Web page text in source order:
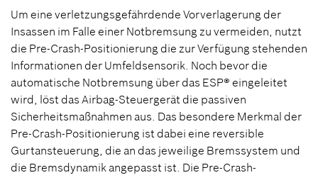
Um eine verletzungsgefährdende Vorverlagerung der
Insassen im Falle einer Notbremsung zu vermeiden, nutzt
die Pre-Crash-Positionierung die zur Verfügung stehenden
Informationen der Umfeldsensorik. Noch bevor die
automatische Notbremsung über das ESP® eingeleitet
wird, löst das Airbag-Steuergerät die passiven
Sicherheitsmaßnahmen aus. Das besondere Merkmal der
Pre-Crash-Positionierung ist dabei eine reversible
Gurtansteuerung, die an das jeweilige Bremssystem und
die Bremsdynamik angepasst ist. Die Pre-Crash-